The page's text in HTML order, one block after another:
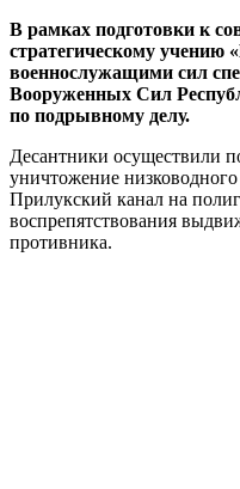
В рамках подготовки к
стратегическому учению
военнослужащими сил
Вооруженных Сил
по подрывному делу.
Десантники осуществили
уничтожение низководного
Прилукский канал на
воспрепятствования
противника.